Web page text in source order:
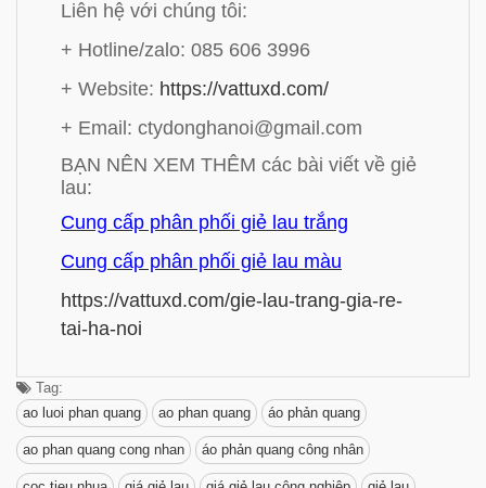
Liên hệ với chúng tôi:
+ Hotline/zalo: 085 606 3996
+ Website: https://vattuxd.com/
+ Email: ctydonghanoi@gmail.com
BẠN NÊN XEM THÊM các bài viết về giẻ
lau:
Cung cấp phân phối giẻ lau trắng
Cung cấp phân phối giẻ lau màu
https://vattuxd.com/gie-lau-trang-gia-re-
tai-ha-noi
Tag:
ao luoi phan quang
ao phan quang áo phản quang
ao phan quang cong nhan áo phản quang công nhân